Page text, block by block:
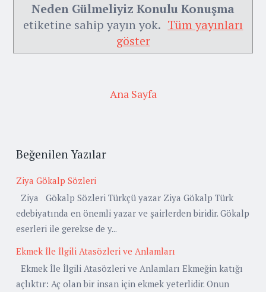
Neden Gülmeliyiz Konulu Konuşma
etiketine sahip yayın yok. Tüm yayınları
göster
Ana Sayfa
Beğenilen Yazılar
Ziya Gökalp Sözleri
Ziya Gökalp Sözleri Türkçü yazar Ziya Gökalp Türk
edebiyatında en önemli yazar ve şairlerden biridir. Gökalp
eserleri ile gerekse de y...
Ekmek İle İlgili Atasözleri ve Anlamları
Ekmek İle İlgili Atasözleri ve Anlamları Ekmeğin katığı
açlıktır: Aç olan bir insan için ekmek yeterlidir. Onun